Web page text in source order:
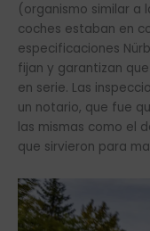
(organismo similar a
coches estaban en
especificaciones
fijan y garantizan
en serie. Las
un notario, que fue
las mismas como el
que sirvieron para